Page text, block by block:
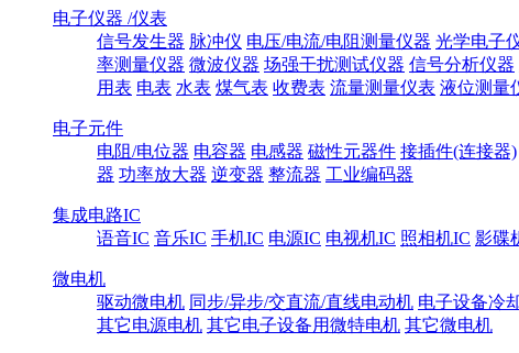
电子仪器 /仪表
信号发生器 脉冲仪 电压/电流/电阻测量仪器 光学电子
率测量仪器 微波仪器 场强干扰测试仪器 信号分析仪器
用表 电表 水表 煤气表 收费表 流量测量仪表 液位测量
电子元件
电阻/电位器 电容器 电感器 磁性元器件 接插件(连接器)
器 功率放大器 逆变器 整流器 工业编码器
集成电路IC
语音IC 音乐IC 手机IC 电源IC 电视机IC 照相机IC 影碟
微电机
驱动微电机 同步/异步/交直流/直线电动机 电子设备冷
其它电源电机 其它电子设备用微特电机 其它微电机